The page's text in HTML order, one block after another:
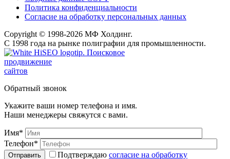
Политика конфиденциальности
Согласие на обработку персональных данных
Copyright © 1998-2026 МФ Холдинг.
С 1998 года на рынке полиграфии для промышленности.
Поисковое
продвижение
сайтов
Обратный звонок
Укажите ваши номер телефона и имя.
Наши менеджеры свяжутся с вами.
Имя*
Телефон*
Подтверждаю согласие на обработку